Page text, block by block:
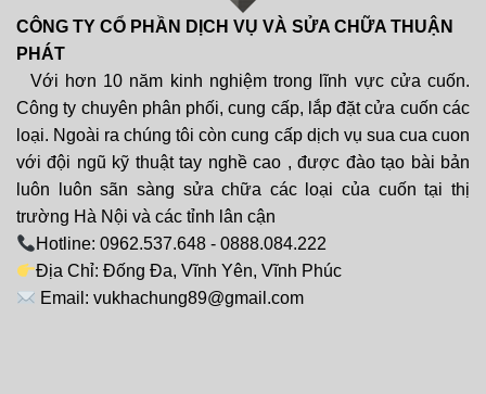
CÔNG TY CỔ PHẦN DỊCH VỤ VÀ SỬA CHỮA THUẬN
PHÁT
Với hơn 10 năm kinh nghiệm trong lĩnh vực cửa cuốn.
Công ty chuyên phân phối, cung cấp, lắp đặt cửa cuốn các
loại. Ngoài ra chúng tôi còn cung cấp dịch vụ sua cua cuon
với đội ngũ kỹ thuật tay nghề cao , được đào tạo bài bản
luôn luôn sãn sàng sửa chữa các loại của cuốn tại thị
trường Hà Nội và các tỉnh lân cận
Hotline: 0962.537.648 - 0888.084.222
Địa Chỉ: Đống Đa, Vĩnh Yên, Vĩnh Phúc
Email: vukhachung89@gmail.com